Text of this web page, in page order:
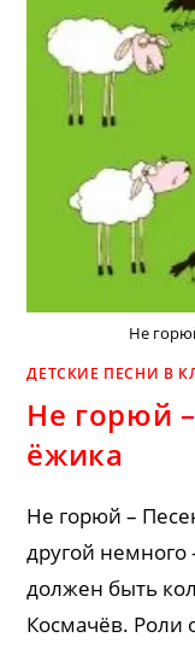
Не
ДЕТСКИЕ ПЕСНИ В
Не горюй
ёжика
Не горюй –
другой
должен быть
Космачёв. Роли